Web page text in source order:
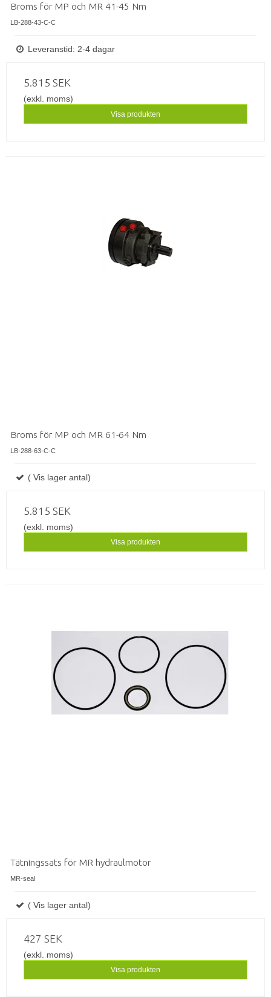
Broms för MP och MR 41-45 Nm
LB-288-43-C-C
Leveranstid: 2-4 dagar
5.815 SEK
(exkl. moms)
Visa produkten
Broms för MP och MR 61-64 Nm
LB-288-63-C-C
( Vis lager antal)
5.815 SEK
(exkl. moms)
Visa produkten
Tätningssats för MR hydraulmotor
MR-seal
( Vis lager antal)
427 SEK
(exkl. moms)
Visa produkten